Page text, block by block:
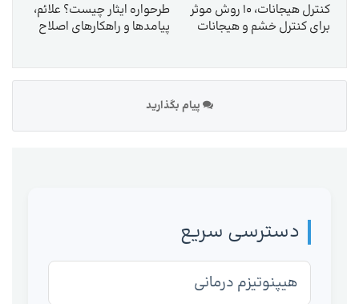
کنترل هیجانات، ۱۰ روش موثر
برای کنترل خشم و هیجانات
طرحواره ایثار چیست؟ علائم،
پیامدها و راهکارهای اصلاح
پیام بگذارید
دسترسی سریع
هیپنوتیزم درمانی